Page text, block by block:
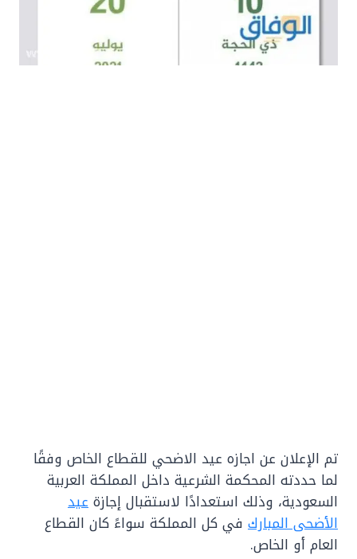
تم الإعلان عن اجازه عيد الاضحي للقطاع الخاص وفقًا
لما حددته المحكمة الشرعية داخل المملكة العربية
السعودية، وذلك استعدادًا لاستقبال إجازةعيد
الأضحى المبارك في كل المملكة سواءً كان القطاع
العام أو الخاص.